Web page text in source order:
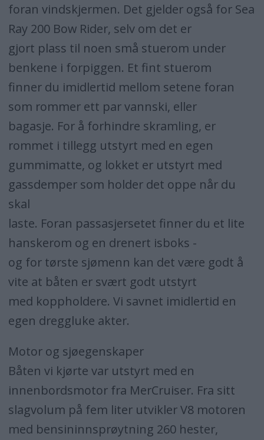
foran vindskjermen. Det gjelder også for Sea
Ray 200 Bow Rider, selv om det er
gjort plass til noen små stuerom under
benkene i forpiggen. Et fint stuerom
finner du imidlertid mellom setene foran
som rommer ett par vannski, eller
bagasje. For å forhindre skramling, er
rommet i tillegg utstyrt med en egen
gummimatte, og lokket er utstyrt med
gassdemper som holder det oppe når du
skal
laste. Foran passasjersetet finner du et lite
hanskerom og en drenert isboks -
og for tørste sjømenn kan det være godt å
vite at båten er svært godt utstyrt
med koppholdere. Vi savnet imidlertid en
egen dreggluke akter.
Motor og sjøegenskaper
Båten vi kjørte var utstyrt med en
innenbordsmotor fra MerCruiser. Fra sitt
slagvolum på fem liter utvikler V8 motoren
med bensininnsprøytning 260 hester,